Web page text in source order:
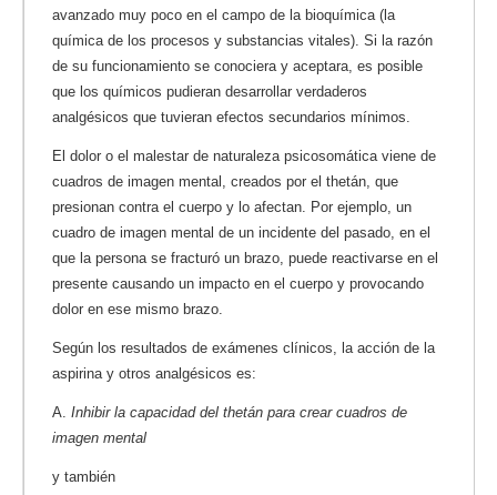
avanzado muy poco en el campo de la bioquímica (la
química de los procesos y substancias vitales). Si la razón
de su funcionamiento se conociera y aceptara, es posible
que los químicos pudieran desarrollar verdaderos
analgésicos que tuvieran efectos secundarios mínimos.
El dolor o el malestar de naturaleza psicosomática viene de
cuadros de imagen mental, creados por el thetán, que
presionan contra el cuerpo y lo afectan. Por ejemplo, un
cuadro de imagen mental de un incidente del pasado, en el
que la persona se fracturó un brazo, puede reactivarse en el
presente causando un impacto en el cuerpo y provocando
dolor en ese mismo brazo.
Según los resultados de exámenes clínicos, la acción de la
aspirina y otros analgésicos es:
A. Inhibir la capacidad del thetán para crear cuadros de
imagen mental
y también